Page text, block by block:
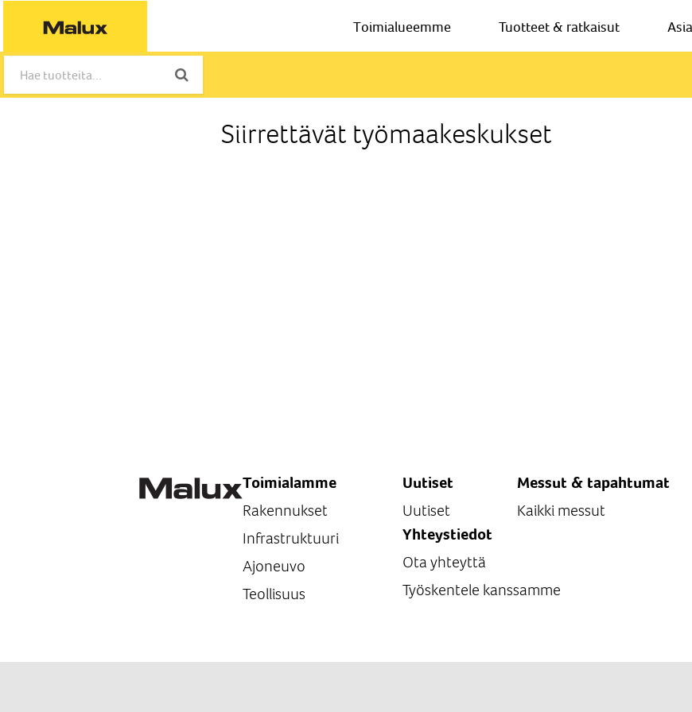
Toimialueemme Tuotteet & ratkaisut
Siirrettävät työmaakeskukset
Toimialamme
Rakennukset
Infrastruktuuri
Ajoneuvo
Teollisuus
Uutiset
Uutiset
Messut & tapahtumat
Kaikki messut
Yhteystiedot
Ota yhteyttä
Työskentele kanssamme